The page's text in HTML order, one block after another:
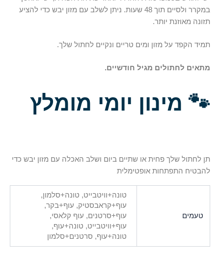
במקרר ולסיים תוך 48 שעות. ניתן לשלב עם מזון יבש כדי להציע
תזונה מאוזנת יותר.
תמיד הקפד על מזון ומים טריים ונקיים לחתול שלך.
מתאים לחתולים מגיל חודשיים.
🐾 מינון יומי מומלץ
תן לחתול שלך פחית או שתיים ביום ושלב האכלה עם מזון יבש כדי
להבטיח התפתחות אופטימלית
טעמים
טונה+וויטבייט, טונה+סלמון,
עוף+קראבסטיק, עוף+בקר,
עוף+סרטנים, עוף קלאסי,
עוף+וויטבייט, טונה+עוף,
טונה+עוף, סרטנים+סלמון